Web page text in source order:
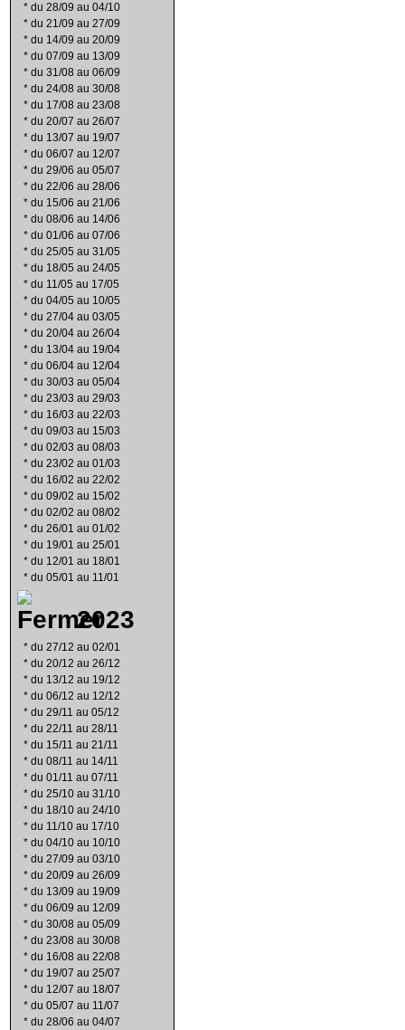
* du 28/09 au 04/10
* du 21/09 au 27/09
* du 14/09 au 20/09
* du 07/09 au 13/09
* du 31/08 au 06/09
* du 24/08 au 30/08
* du 17/08 au 23/08
* du 20/07 au 26/07
* du 13/07 au 19/07
* du 06/07 au 12/07
* du 29/06 au 05/07
* du 22/06 au 28/06
* du 15/06 au 21/06
* du 08/06 au 14/06
* du 01/06 au 07/06
* du 25/05 au 31/05
* du 18/05 au 24/05
* du 11/05 au 17/05
* du 04/05 au 10/05
* du 27/04 au 03/05
* du 20/04 au 26/04
* du 13/04 au 19/04
* du 06/04 au 12/04
* du 30/03 au 05/04
* du 23/03 au 29/03
* du 16/03 au 22/03
* du 09/03 au 15/03
* du 02/03 au 08/03
* du 23/02 au 01/03
* du 16/02 au 22/02
* du 09/02 au 15/02
* du 02/02 au 08/02
* du 26/01 au 01/02
* du 19/01 au 25/01
* du 12/01 au 18/01
* du 05/01 au 11/01
2023
* du 27/12 au 02/01
* du 20/12 au 26/12
* du 13/12 au 19/12
* du 06/12 au 12/12
* du 29/11 au 05/12
* du 22/11 au 28/11
* du 15/11 au 21/11
* du 08/11 au 14/11
* du 01/11 au 07/11
* du 25/10 au 31/10
* du 18/10 au 24/10
* du 11/10 au 17/10
* du 04/10 au 10/10
* du 27/09 au 03/10
* du 20/09 au 26/09
* du 13/09 au 19/09
* du 06/09 au 12/09
* du 30/08 au 05/09
* du 23/08 au 30/08
* du 16/08 au 22/08
* du 19/07 au 25/07
* du 12/07 au 18/07
* du 05/07 au 11/07
* du 28/06 au 04/07